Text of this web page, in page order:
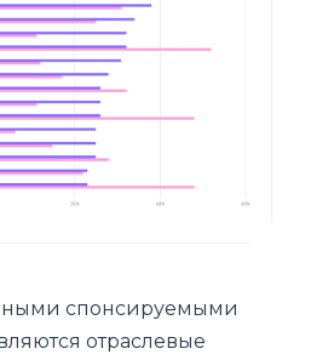
спонсируемыми
отраслевые